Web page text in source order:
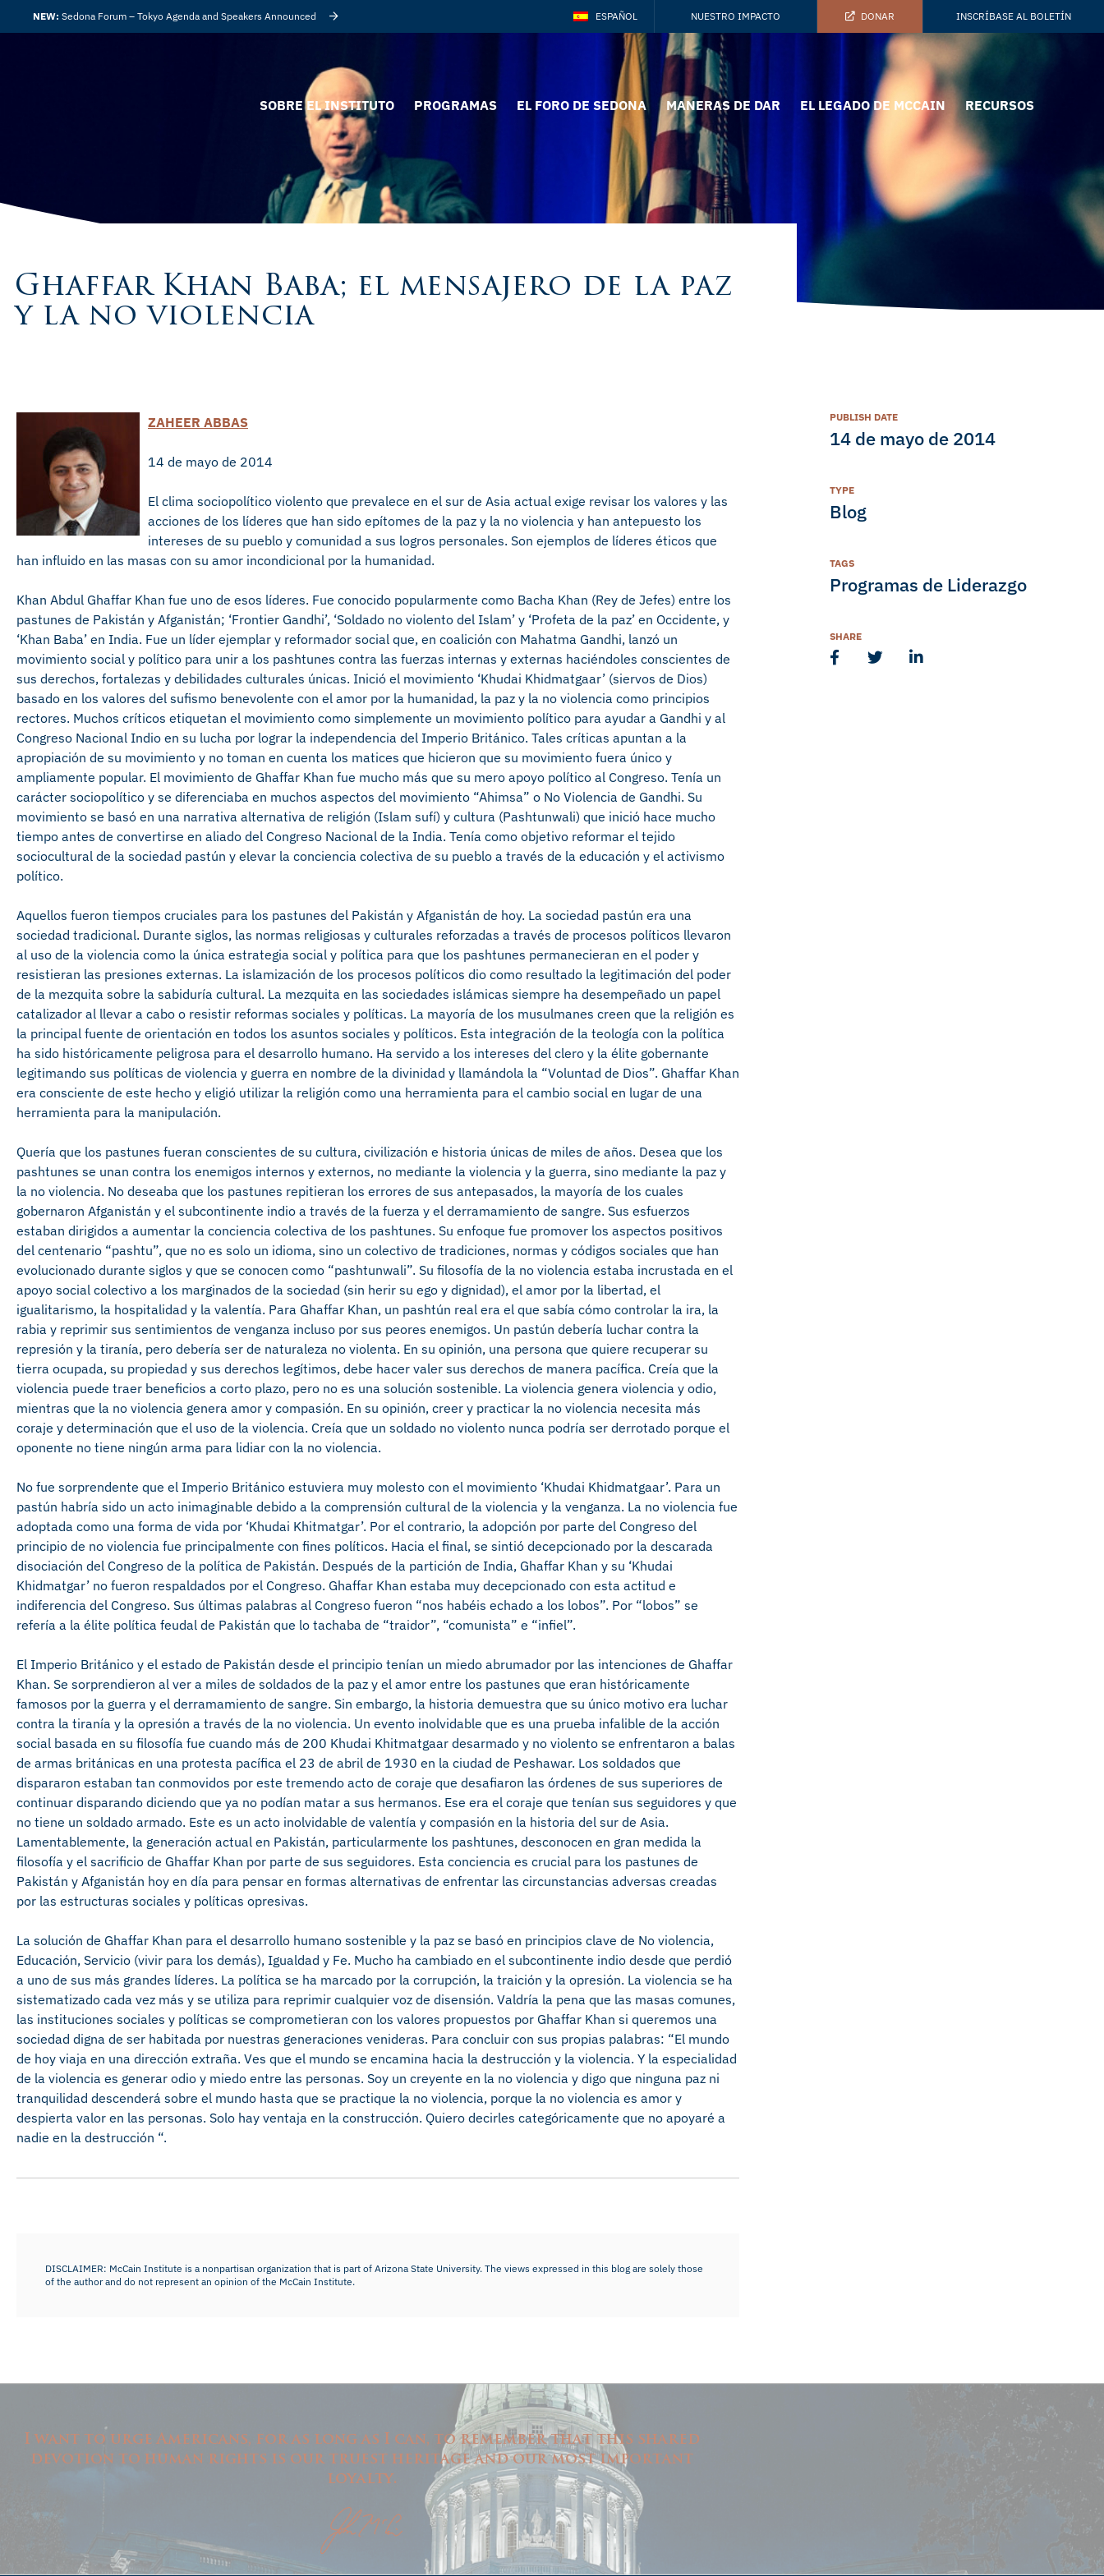
NEW: Sedona Forum – Tokyo Agenda and Speakers Announced ESPAÑOL NUESTRO IMPACTO DONAR INSCRÍBASE AL BOLETÍN
SOBRE EL INSTITUTO PROGRAMAS EL FORO DE SEDONA MANERAS DE DAR EL LEGADO DE MCCAIN RECURSOS
Ghaffar Khan Baba; el mensajero de la paz
y la no violencia
ZAHEER ABBAS
14 de mayo de 2014
El clima sociopolítico violento que prevalece en el sur de Asia actual exige revisar los valores y las
acciones de los líderes que han sido epítomes de la paz y la no violencia y han antepuesto los
intereses de su pueblo y comunidad a sus logros personales. Son ejemplos de líderes éticos que
han influido en las masas con su amor incondicional por la humanidad.
Khan Abdul Ghaffar Khan fue uno de esos líderes. Fue conocido popularmente como Bacha Khan (Rey de Jefes) entre los
pastunes de Pakistán y Afganistán; ‘Frontier Gandhi’, ‘Soldado no violento del Islam’ y ‘Profeta de la paz’ en Occidente, y
‘Khan Baba’ en India. Fue un líder ejemplar y reformador social que, en coalición con Mahatma Gandhi, lanzó un
movimiento social y político para unir a los pashtunes contra las fuerzas internas y externas haciéndoles conscientes de
sus derechos, fortalezas y debilidades culturales únicas. Inició el movimiento ‘Khudai Khidmatgaar’ (siervos de Dios)
basado en los valores del sufismo benevolente con el amor por la humanidad, la paz y la no violencia como principios
rectores. Muchos críticos etiquetan el movimiento como simplemente un movimiento político para ayudar a Gandhi y al
Congreso Nacional Indio en su lucha por lograr la independencia del Imperio Británico. Tales críticas apuntan a la
apropiación de su movimiento y no toman en cuenta los matices que hicieron que su movimiento fuera único y
ampliamente popular. El movimiento de Ghaffar Khan fue mucho más que su mero apoyo político al Congreso. Tenía un
carácter sociopolítico y se diferenciaba en muchos aspectos del movimiento “Ahimsa” o No Violencia de Gandhi. Su
movimiento se basó en una narrativa alternativa de religión (Islam sufí) y cultura (Pashtunwali) que inició hace mucho
tiempo antes de convertirse en aliado del Congreso Nacional de la India. Tenía como objetivo reformar el tejido
sociocultural de la sociedad pastún y elevar la conciencia colectiva de su pueblo a través de la educación y el activismo
político.
Aquellos fueron tiempos cruciales para los pastunes del Pakistán y Afganistán de hoy. La sociedad pastún era una
sociedad tradicional. Durante siglos, las normas religiosas y culturales reforzadas a través de procesos políticos llevaron
al uso de la violencia como la única estrategia social y política para que los pashtunes permanecieran en el poder y
resistieran las presiones externas. La islamización de los procesos políticos dio como resultado la legitimación del poder
de la mezquita sobre la sabiduría cultural. La mezquita en las sociedades islámicas siempre ha desempeñado un papel
catalizador al llevar a cabo o resistir reformas sociales y políticas. La mayoría de los musulmanes creen que la religión es
la principal fuente de orientación en todos los asuntos sociales y políticos. Esta integración de la teología con la política
ha sido históricamente peligrosa para el desarrollo humano. Ha servido a los intereses del clero y la élite gobernante
legitimando sus políticas de violencia y guerra en nombre de la divinidad y llamándola la “Voluntad de Dios”. Ghaffar Khan
era consciente de este hecho y eligió utilizar la religión como una herramienta para el cambio social en lugar de una
herramienta para la manipulación.
Quería que los pastunes fueran conscientes de su cultura, civilización e historia únicas de miles de años. Desea que los
pashtunes se unan contra los enemigos internos y externos, no mediante la violencia y la guerra, sino mediante la paz y
la no violencia. No deseaba que los pastunes repitieran los errores de sus antepasados, la mayoría de los cuales
gobernaron Afganistán y el subcontinente indio a través de la fuerza y el derramamiento de sangre. Sus esfuerzos
estaban dirigidos a aumentar la conciencia colectiva de los pashtunes. Su enfoque fue promover los aspectos positivos
del centenario “pashtu”, que no es solo un idioma, sino un colectivo de tradiciones, normas y códigos sociales que han
evolucionado durante siglos y que se conocen como “pashtunwali”. Su filosofía de la no violencia estaba incrustada en el
apoyo social colectivo a los marginados de la sociedad (sin herir su ego y dignidad), el amor por la libertad, el
igualitarismo, la hospitalidad y la valentía. Para Ghaffar Khan, un pashtún real era el que sabía cómo controlar la ira, la
rabia y reprimir sus sentimientos de venganza incluso por sus peores enemigos. Un pastún debería luchar contra la
represión y la tiranía, pero debería ser de naturaleza no violenta. En su opinión, una persona que quiere recuperar su
tierra ocupada, su propiedad y sus derechos legítimos, debe hacer valer sus derechos de manera pacífica. Creía que la
violencia puede traer beneficios a corto plazo, pero no es una solución sostenible. La violencia genera violencia y odio,
mientras que la no violencia genera amor y compasión. En su opinión, creer y practicar la no violencia necesita más
coraje y determinación que el uso de la violencia. Creía que un soldado no violento nunca podría ser derrotado porque el
oponente no tiene ningún arma para lidiar con la no violencia.
No fue sorprendente que el Imperio Británico estuviera muy molesto con el movimiento ‘Khudai Khidmatgaar’. Para un
pastún habría sido un acto inimaginable debido a la comprensión cultural de la violencia y la venganza. La no violencia fue
adoptada como una forma de vida por ‘Khudai Khitmatgar’. Por el contrario, la adopción por parte del Congreso del
principio de no violencia fue principalmente con fines políticos. Hacia el final, se sintió decepcionado por la descarada
disociación del Congreso de la política de Pakistán. Después de la partición de India, Ghaffar Khan y su ‘Khudai
Khidmatgar’ no fueron respaldados por el Congreso. Ghaffar Khan estaba muy decepcionado con esta actitud e
indiferencia del Congreso. Sus últimas palabras al Congreso fueron “nos habéis echado a los lobos”. Por “lobos” se
refería a la élite política feudal de Pakistán que lo tachaba de “traidor”, “comunista” e “infiel”.
El Imperio Británico y el estado de Pakistán desde el principio tenían un miedo abrumador por las intenciones de Ghaffar
Khan. Se sorprendieron al ver a miles de soldados de la paz y el amor entre los pastunes que eran históricamente
famosos por la guerra y el derramamiento de sangre. Sin embargo, la historia demuestra que su único motivo era luchar
contra la tiranía y la opresión a través de la no violencia. Un evento inolvidable que es una prueba infalible de la acción
social basada en su filosofía fue cuando más de 200 Khudai Khitmatgaar desarmado y no violento se enfrentaron a balas
de armas británicas en una protesta pacífica el 23 de abril de 1930 en la ciudad de Peshawar. Los soldados que
dispararon estaban tan conmovidos por este tremendo acto de coraje que desafiaron las órdenes de sus superiores de
continuar disparando diciendo que ya no podían matar a sus hermanos. Ese era el coraje que tenían sus seguidores y que
no tiene un soldado armado. Este es un acto inolvidable de valentía y compasión en la historia del sur de Asia.
Lamentablemente, la generación actual en Pakistán, particularmente los pashtunes, desconocen en gran medida la
filosofía y el sacrificio de Ghaffar Khan por parte de sus seguidores. Esta conciencia es crucial para los pastunes de
Pakistán y Afganistán hoy en día para pensar en formas alternativas de enfrentar las circunstancias adversas creadas
por las estructuras sociales y políticas opresivas.
La solución de Ghaffar Khan para el desarrollo humano sostenible y la paz se basó en principios clave de No violencia,
Educación, Servicio (vivir para los demás), Igualdad y Fe. Mucho ha cambiado en el subcontinente indio desde que perdió
a uno de sus más grandes líderes. La política se ha marcado por la corrupción, la traición y la opresión. La violencia se ha
sistematizado cada vez más y se utiliza para reprimir cualquier voz de disensión. Valdría la pena que las masas comunes,
las instituciones sociales y políticas se comprometieran con los valores propuestos por Ghaffar Khan si queremos una
sociedad digna de ser habitada por nuestras generaciones venideras. Para concluir con sus propias palabras: “El mundo
de hoy viaja en una dirección extraña. Ves que el mundo se encamina hacia la destrucción y la violencia. Y la especialidad
de la violencia es generar odio y miedo entre las personas. Soy un creyente en la no violencia y digo que ninguna paz ni
tranquilidad descenderá sobre el mundo hasta que se practique la no violencia, porque la no violencia es amor y
despierta valor en las personas. Solo hay ventaja en la construcción. Quiero decirles categóricamente que no apoyaré a
nadie en la destrucción “.
DISCLAIMER: McCain Institute is a nonpartisan organization that is part of Arizona State University. The views expressed in this blog are solely those
of the author and do not represent an opinion of the McCain Institute.
PUBLISH DATE
14 de mayo de 2014
TYPE
Blog
TAGS
Programas de Liderazgo
SHARE
I want to urge Americans, for as long as I can, to remember that this shared
devotion to human rights is our truest heritage and our most important
loyalty.